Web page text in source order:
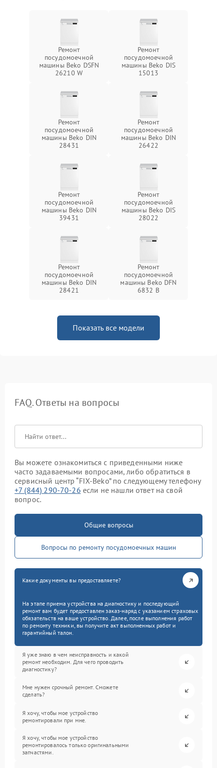
Ремонт
посудомоечной
машины Beko DSFN
26210 W
Ремонт
посудомоечной
машины Beko DIS
15013
Ремонт
посудомоечной
машины Beko DIN
28431
Ремонт
посудомоечной
машины Beko DIN
26422
Ремонт
посудомоечной
машины Beko DIN
39431
Ремонт
посудомоечной
машины Beko DIS
28022
Ремонт
посудомоечной
машины Beko DIN
28421
Ремонт
посудомоечной
машины Beko DFN
6832 B
Показать все модели
FAQ. Ответы на вопросы
Вы можете ознакомиться с приведенными ниже
часто задаваемыми вопросами, либо обратиться в
сервисный центр “FIX-Beko” по следующему телефону
+7 (844) 290-70-26 если не нашли ответ на свой
вопрос.
Общие вопросы
Вопросы по ремонту посудомоечных машин
Какие документы вы предоставляете?
На этапе приема устройства на диагностику и последующий
ремонт вам будет предоставлен заказ-наряд с указанием страховых
обязательств на ваше устройство. Далее, после выполнения работ
по ремонту техники, вы получите акт выполненных работ и
гарантийный талон.
Я уже знаю в чем неисправность и какой
ремонт необходим. Для чего проводить
диагностику?
Мне нужен срочный ремонт. Сможете
сделать?
Я хочу, чтобы мое устройство
ремонтировали при мне.
Я хочу, чтобы мое устройство
ремонтировалось только оригинальными
запчастями.